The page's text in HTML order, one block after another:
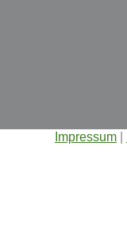
Impressum